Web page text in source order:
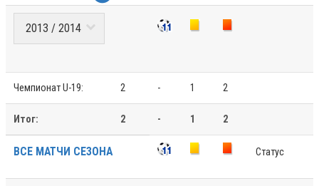
Чемпионат U-19: 2 - 1 2
Итог: 2 - 1 2
ВСЕ МАТЧИ СЕЗОНА Статус